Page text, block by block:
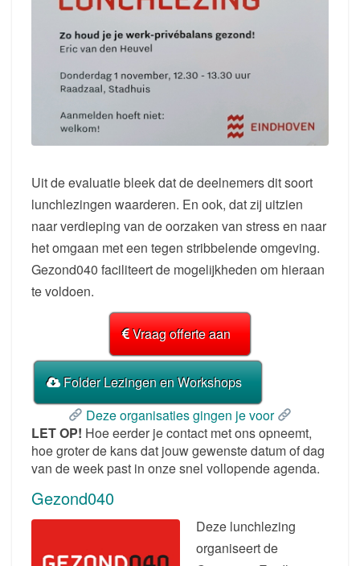
Uit de evaluatie bleek dat de deelnemers dit soort
lunchlezingen waarderen. En ook, dat zij uitzien
naar verdieping van de oorzaken van stress en naar
het omgaan met een tegen stribbelende omgeving.
Gezond040 faciliteert de mogelijkheden om hieraan
te voldoen.
Vraag offerte aan
Folder Lezingen en Workshops
Deze organisaties gingen je voor
LET OP! Hoe eerder je contact met ons opneemt,
hoe groter de kans dat jouw gewenste datum of dag
van de week past in onze snel vollopende agenda.
Gezond040
Deze lunchlezing
organiseert de